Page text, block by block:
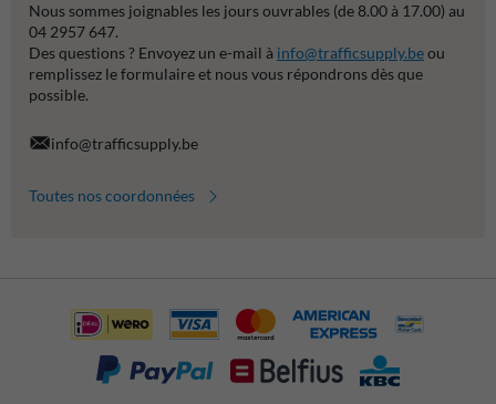
Nous sommes joignables les jours ouvrables (de 8.00 à 17.00) au
04 2957 647.
Des questions ? Envoyez un e-mail à info@trafficsupply.beou
remplissez le formulaire et nous vous répondrons dès que
possible.
info@trafficsupply.be
Toutes nos coordonnées